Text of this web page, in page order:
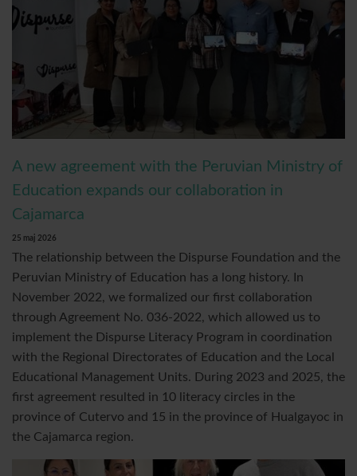
A new agreement with the Peruvian Ministry of
Education expands our collaboration in
Cajamarca
25 maj 2026
The relationship between the Dispurse Foundation and the
Peruvian Ministry of Education has a long history. In
November 2022, we formalized our first collaboration
through Agreement No. 036-2022, which allowed us to
implement the Dispurse Literacy Program in coordination
with the Regional Directorates of Education and the Local
Educational Management Units. During 2023 and 2025, the
first agreement resulted in 10 literacy circles in the
province of Cutervo and 15 in the province of Hualgayoc in
the Cajamarca region.